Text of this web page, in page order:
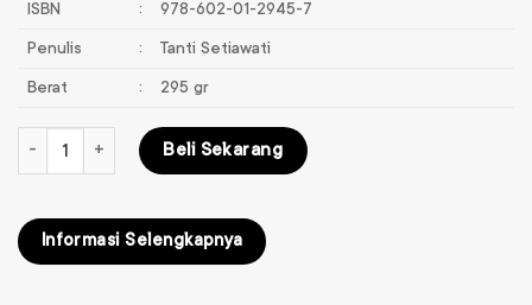
ISBN : 978-602-01-2945-7
Penulis : Tanti Setiawati
Berat : 295 gr
Kuantitas Bahasa Inggris 2
Beli Sekarang
Informasi Selengkapnya